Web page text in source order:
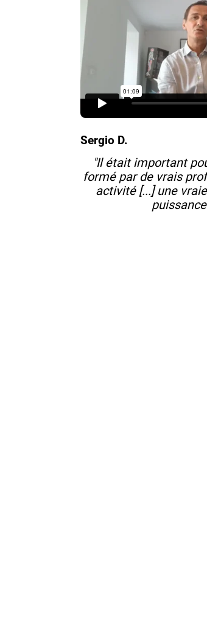
Sergio D.
"Il était important
formé par de vrais
activité [...] une